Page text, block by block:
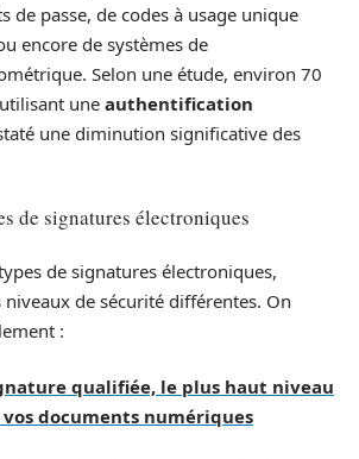
de passe, de codes à usage unique
encore de systèmes de
Selon une étude, environ 70
une authentification
une diminution significative des
de signatures électroniques
de signatures électroniques,
niveaux de sécurité différentes. On
:
qualifiée, le plus haut niveau
documents numériques